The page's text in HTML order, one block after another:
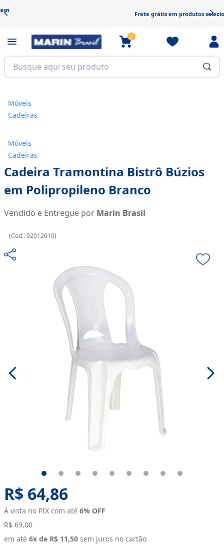
Frete grátis em produtos selecionados
0
Móveis
Cadeiras
Móveis
Cadeiras
Cadeira Tramontina Bistrô Búzios
em Polipropileno Branco
Vendido e Entregue por Marin Brasil
(Cod.:92012010)
Original price:
R$ 64,86
À vista no PIX com até 6% OFF
R$ 69,00
em até 6x de R$ 11,50 sem juros no cartão